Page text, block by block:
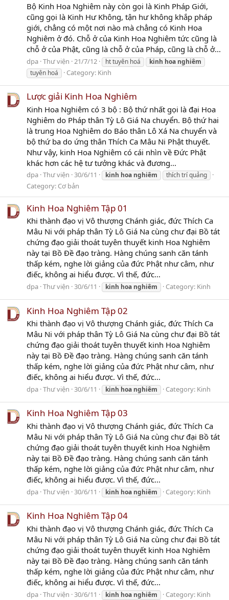
Bộ Kinh Hoa Nghiêm này còn gọi là Kinh Pháp Giới,
cũng gọi là Kinh Hư Không, tận hư không khắp pháp
giới, chẳng có một nơi nào mà chẳng có Kinh Hoa
Nghiêm ở đó. Chỗ ở của Kinh Hoa Nghiêm tức cũng là
chỗ ở của Phật, cũng là chỗ ở của Pháp, cũng là chỗ ở...
dpa Thư viện 21/7/12 ht tuyên hoá kinh hoa nghiêm
tuyên hoá
Category: Kinh
Lược giải Kinh Hoa Nghiêm
Kinh Hoa Nghiêm có 3 bộ : Bộ thứ nhất gọi là đại Hoa
Nghiêm do Pháp thân Tỳ Lô Giá Na chuyển. Bộ thứ hai
là trung Hoa Nghiêm do Báo thân Lô Xá Na chuyển và
bộ thứ ba do ứng thân Thích Ca Mâu Ni Phật thuyết.
Như vậy, kinh Hoa Nghiêm có cái nhìn về Đức Phật
khác hơn các hệ tư tưởng khác và đương...
dpa Thư viện 30/6/11 kinh hoa nghiêm thích trí quảng
Category: Cơ bản
Kinh Hoa Nghiêm Tập 01
Khi thành đạo vị Vô thượng Chánh giác, đức Thích Ca
Mâu Ni với pháp thân Tỳ Lô Giá Na cùng chư đại Bồ tát
chứng đạo giải thoát tuyên thuyết kinh Hoa Nghiêm
này tại Bồ Đề đạo tràng. Hàng chúng sanh căn tánh
thấp kém, nghe lời giảng của đức Phật như câm, như
điếc, không ai hiểu được. Vì thế, đức...
dpa Thư viện 30/6/11 kinh hoa nghiêm Category: Kinh
Kinh Hoa Nghiêm Tập 02
Khi thành đạo vị Vô thượng Chánh giác, đức Thích Ca
Mâu Ni với pháp thân Tỳ Lô Giá Na cùng chư đại Bồ tát
chứng đạo giải thoát tuyên thuyết kinh Hoa Nghiêm
này tại Bồ Đề đạo tràng. Hàng chúng sanh căn tánh
thấp kém, nghe lời giảng của đức Phật như câm, như
điếc, không ai hiểu được. Vì thế, đức...
dpa Thư viện 30/6/11 kinh hoa nghiêm Category: Kinh
Kinh Hoa Nghiêm Tập 03
Khi thành đạo vị Vô thượng Chánh giác, đức Thích Ca
Mâu Ni với pháp thân Tỳ Lô Giá Na cùng chư đại Bồ tát
chứng đạo giải thoát tuyên thuyết kinh Hoa Nghiêm
này tại Bồ Đề đạo tràng. Hàng chúng sanh căn tánh
thấp kém, nghe lời giảng của đức Phật như câm, như
điếc, không ai hiểu được. Vì thế, đức...
dpa Thư viện 30/6/11 kinh hoa nghiêm Category: Kinh
Kinh Hoa Nghiêm Tập 04
Khi thành đạo vị Vô thượng Chánh giác, đức Thích Ca
Mâu Ni với pháp thân Tỳ Lô Giá Na cùng chư đại Bồ tát
chứng đạo giải thoát tuyên thuyết kinh Hoa Nghiêm
này tại Bồ Đề đạo tràng. Hàng chúng sanh căn tánh
thấp kém, nghe lời giảng của đức Phật như câm, như
điếc, không ai hiểu được. Vì thế, đức...
dpa Thư viện 30/6/11 kinh hoa nghiêm Category: Kinh